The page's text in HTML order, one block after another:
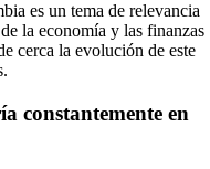
es un tema de relevancia
la economía y las finanzas
cerca la evolución de este
constantemente en